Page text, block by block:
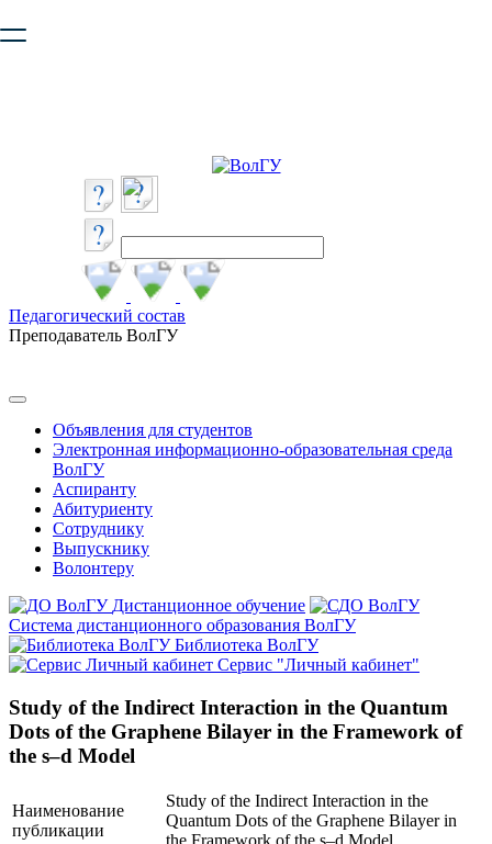
безопасную работу с сайтом. Пожалуйста
Педагогический состав
Преподаватель ВолГУ
Объявления для студентов
Электронная информационно-образовательная среда
ВолГУ
Аспиранту
Абитуриенту
Сотруднику
Выпускнику
Волонтеру
Дистанционное обучение
Система дистанционного образования ВолГУ
Библиотека ВолГУ
Сервис "Личный кабинет"
Study of the Indirect Interaction in the Quantum
Dots of the Graphene Bilayer in the Framework of
the s–d Model
Наименование
публикации
Study of the Indirect Interaction in the
Quantum Dots of the Graphene Bilayer in